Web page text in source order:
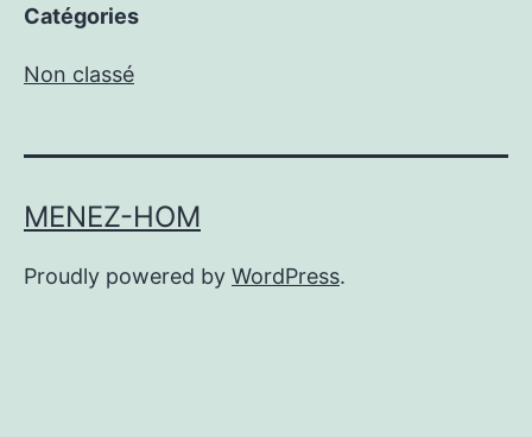
Catégories
Non classé
MENEZ-HOM
Proudly powered by WordPress.